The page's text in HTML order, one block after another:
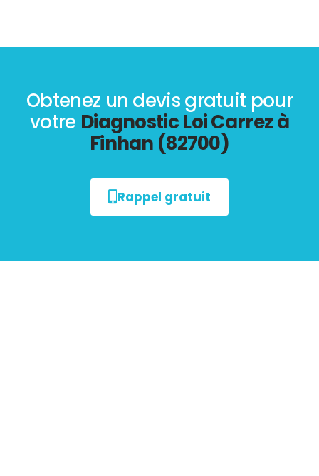
Obtenez un devis gratuit pour
votre Diagnostic Loi Carrez à
Finhan (82700)
Rappel gratuit